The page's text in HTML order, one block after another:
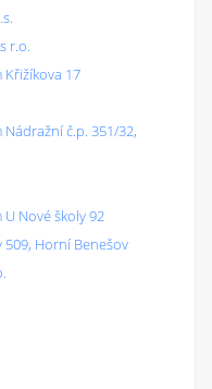
r.o.
17
č.p. 351/32,
Nové školy 92
Horní Benešov